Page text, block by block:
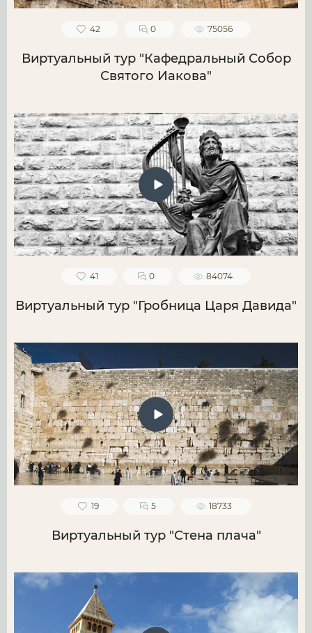
42 0 75056
Виртуальный тур "Кафедральный Собор
Святого Иакова"
41 0 84074
Виртуальный тур "Гробница Царя Давида"
19 5 18733
Виртуальный тур "Стена плача"